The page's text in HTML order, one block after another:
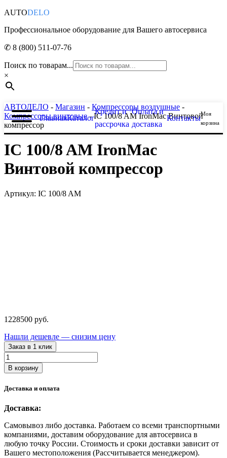
AUTODELO
Профессиональное оборудование для Вашего автосервиса
✆ 8 (800) 511-07-76
Поиск по товарам...
×
ГлавнаяКаталог
Кредит и
рассрочка
Оплата и
доставка
КонтактыМоя
корзина
АВТОДЕЛО - Магазин - Компрессоры воздушные -
Компрессоры винтовые- IC 100/8 AM IronMac Винтовой
компрессор
IC 100/8 AM IronMac
Винтовой компрессор
Артикул: IC 100/8 AM
1228500 руб.
Нашли дешевле — снизим цену
Заказ в 1 клик
Количество
товара
IC
AM
Винтовой
В корзину
Доставка и оплата
Доставка:
Самовывоз либо доставка. Работаем со всеми транспортными
компаниями, доставим оборудование для автосервиса в
любую точку России. Стоимость и сроки доставки зависит от
Вашего местоположения (Рассчитывается менеджером).